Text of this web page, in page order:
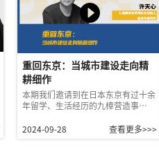
重回东京：当城市建设走向精
耕细作
本期我们邀请到在日本东京有过十余
年留学、生活经历的九樟营造事…
2024-09-28 查看更多>>>